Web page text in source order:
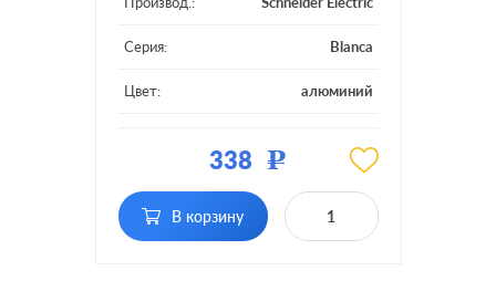
Серия: Blanca
Цвет: алюминий
338 Р
В корзину